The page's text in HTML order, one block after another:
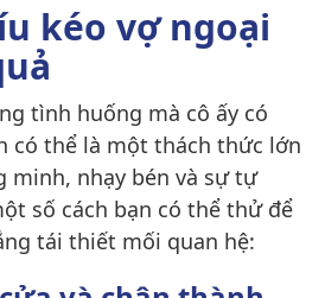
kéo vợ ngoại
tình huống mà cô ấy có
có thể là một thách thức lớn
minh, nhạy bén và sự tự
số cách bạn có thể thử để
tái thiết mối quan hệ: